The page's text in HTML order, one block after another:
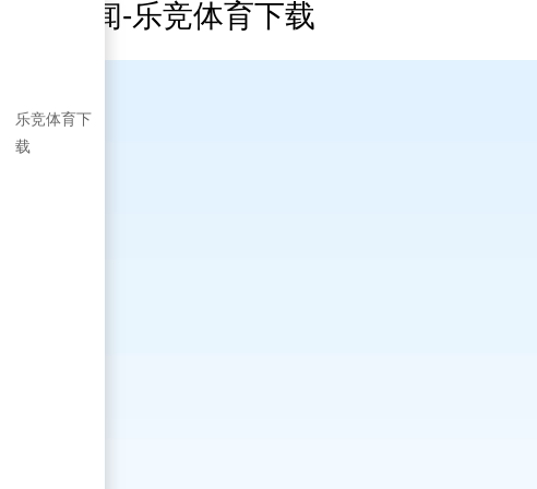
浙水新闻-乐竞体育下载
乐竞体育下
载